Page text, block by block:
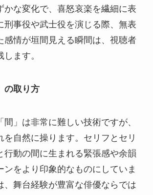
かな変化で、喜怒哀楽を繊細に表
刑事役や武士役を演じる際、無表
感情が垣間見える瞬間は、視聴者
ます。
の取り方
」は非常に難しい技術ですが、
を自然に操ります。セリフとセリ
行動の間に生まれる緊張感や余韻
ンをより印象的なものにしていま
、舞台経験が豊富な俳優ならでは